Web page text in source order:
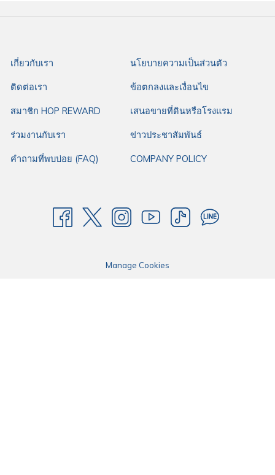
เกี่ยวกับเรา นโยบายความเป็นส่วนตัว
ติดต่อเรา ข้อตกลงและเงื่อนไข
สมาชิก HOP REWARD เสนอขายที่ดินหรือโรงแรม
ร่วมงานกับเรา ข่าวประชาสัมพันธ์
คำถามที่พบบ่อย (FAQ) COMPANY POLICY
Manage Cookies